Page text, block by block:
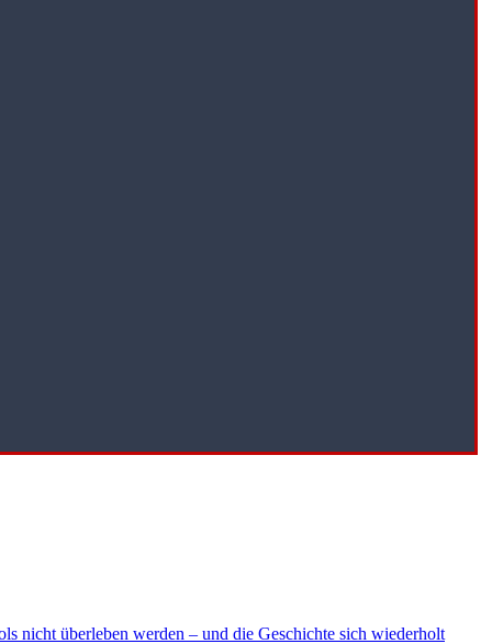
nicht überleben werden – und die Geschichte sich wiederholt